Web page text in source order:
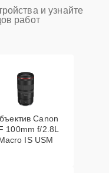
и узнайте
работ
Canon
100mm f/2.8L
IS USM